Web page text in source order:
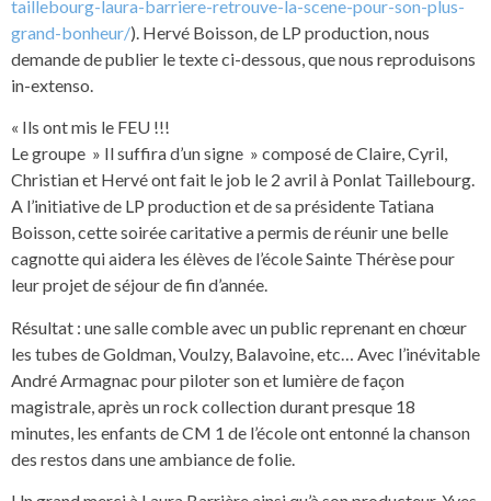
taillebourg-laura-barriere-retrouve-la-scene-pour-son-plus-
grand-bonheur/). Hervé Boisson, de LP production, nous
demande de publier le texte ci-dessous, que nous reproduisons
in-extenso.
« Ils ont mis le FEU !!!
Le groupe » Il suffira d’un signe » composé de Claire, Cyril,
Christian et Hervé ont fait le job le 2 avril à Ponlat Taillebourg.
A l’initiative de LP production et de sa présidente Tatiana
Boisson, cette soirée caritative a permis de réunir une belle
cagnotte qui aidera les élèves de l’école Sainte Thérèse pour
leur projet de séjour de fin d’année.
Résultat : une salle comble avec un public reprenant en chœur
les tubes de Goldman, Voulzy, Balavoine, etc… Avec l’inévitable
André Armagnac pour piloter son et lumière de façon
magistrale, après un rock collection durant presque 18
minutes, les enfants de CM 1 de l’école ont entonné la chanson
des restos dans une ambiance de folie.